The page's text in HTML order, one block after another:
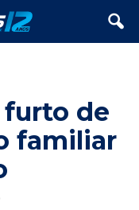
de
familiar